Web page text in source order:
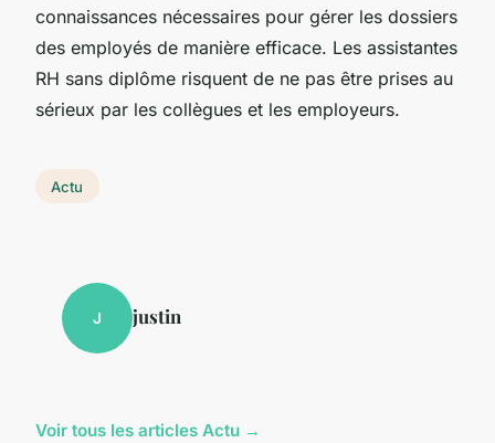
connaissances nécessaires pour gérer les dossiers
des employés de manière efficace. Les assistantes
RH sans diplôme risquent de ne pas être prises au
sérieux par les collègues et les employeurs.
Actu
J justin
Voir tous les articles Actu →